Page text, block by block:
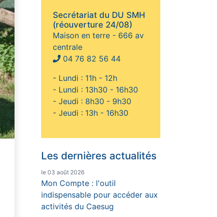
Secrétariat du DU SMH
(réouverture 24/08)
Maison en terre - 666 av
centrale
04 76 82 56 44
- Lundi : 11h - 12h
- Lundi : 13h30 - 16h30
- Jeudi : 8h30 - 9h30
- Jeudi : 13h - 16h30
Les dernières actualités
le 03 août 2026
Mon Compte : l'outil
indispensable pour accéder aux
activités du Caesug